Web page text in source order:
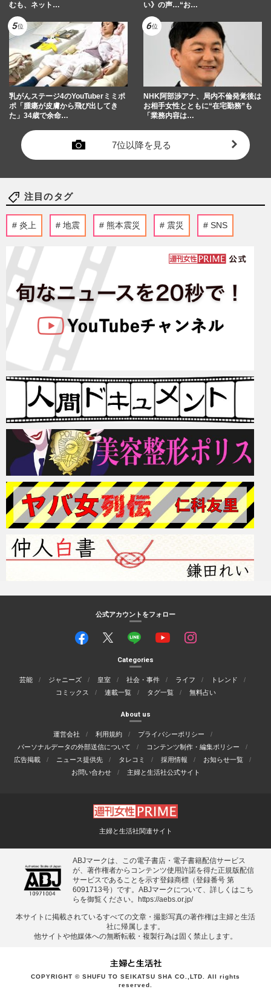
むも、ネット…
い》の声…“お…
乳がんステージ4のYouTuberミミポ
ポ「腫瘍が皮膚から飛び出してき
た」34歳で余命…
NHK阿部渉アナ、局内不倫発覚後は
お相手女性とともに“在宅勤務”も
「業務内容は…
7位以降を見る
注目のタグ
炎上 地震 熊本震災 震災 SNS
公式アカウントをフォロー
Categories
芸能 ジャニーズ 皇室 社会・事件 ライフ
トレンド
コミックス
連載一覧 タグ一覧 無料占い
About us
運営会社 利用規約
プライバシーポリシー
パーソナルデータの外部送信について
コンテンツ制作・編集ポリシー
広告掲載
ニュース提供先 タレコミ 採用情報
お知らせ一覧
お問い合わせ
主婦と生活社公式サイト
主婦と生活社関連サイト
ABJマークは、この電子書店・電子書籍配信サービス
が、著作権者からコンテンツ使用許諾を得た正規版配信
サービスであることを示す登録商標（登録番号 第
6091713号）です。ABJマークについて、詳しくはこち
らを御覧ください。
https://aebs.or.jp/
本サイトに掲載されているすべての⽂章・撮影写真の著作権は主婦と⽣活
社に帰属します。
他サイトや他媒体への無断転載・複製⾏為は固く禁⽌します。
COPYRIGHT © SHUFU TO SEIKATSU SHA CO.,LTD. All rights
reserved.